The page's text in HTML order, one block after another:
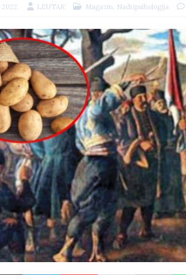
Eleka LIČNI STAV
samo siledžije i tišina BOSNA I
SVIJET
LEUTAR Magazin, Nadripsihologija